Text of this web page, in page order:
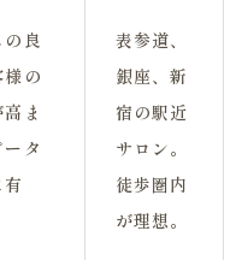
良
様の
ま
ータ
表参道、
銀座、新
宿の駅近
サロン。
徒歩圏内
が理想。